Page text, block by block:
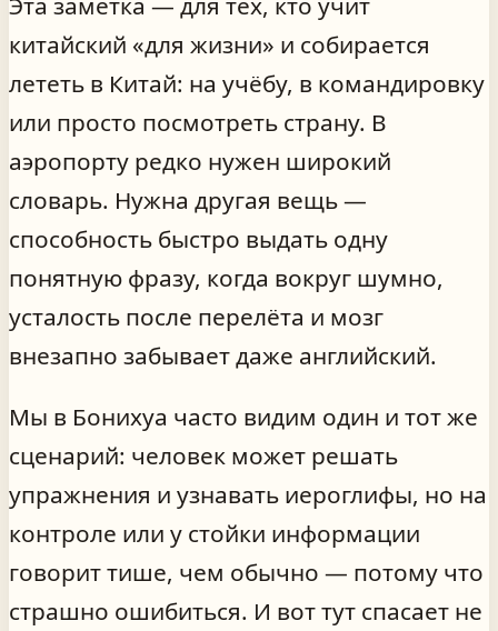
китайский «для жизни» и собирается
лететь в Китай: на учёбу, в командировку
или просто посмотреть страну. В
аэропорту редко нужен широкий
словарь. Нужна другая вещь —
способность быстро выдать одну
понятную фразу, когда вокруг шумно,
усталость после перелёта и мозг
внезапно забывает даже английский.
Мы в Бонихуа часто видим один и тот же
сценарий: человек может решать
упражнения и узнавать иероглифы, но на
контроле или у стойки информации
говорит тише, чем обычно — потому что
страшно ошибиться. И вот тут спасает не